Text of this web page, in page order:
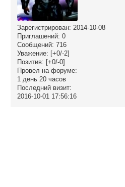
Зарегистрирован: 2014-10-08
Приглашений: 0
Сообщений: 716
Уважение: [+0/-2]
Позитив: [+0/-0]
Провел на форуме:
1 день 20 часов
Последний визит:
2016-10-01 17:56:16